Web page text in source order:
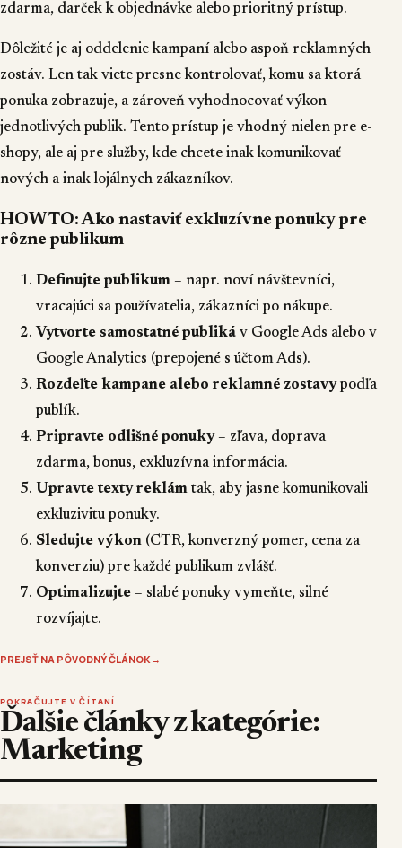
zdarma, darček k objednávke alebo prioritný prístup.
Dôležité je aj oddelenie kampaní alebo aspoň reklamných
zostáv. Len tak viete presne kontrolovať, komu sa ktorá
ponuka zobrazuje, a zároveň vyhodnocovať výkon
jednotlivých publik. Tento prístup je vhodný nielen pre e-
shopy, ale aj pre služby, kde chcete inak komunikovať
nových a inak lojálnych zákazníkov.
HOW TO: Ako nastaviť exkluzívne ponuky pre
rôzne publikum
Definujte publikum – napr. noví návštevníci,
vracajúci sa používatelia, zákazníci po nákupe.
Vytvorte samostatné publiká v Google Ads alebo v
Google Analytics (prepojené s účtom Ads).
Rozdeľte kampane alebo reklamné zostavypodľa
publík.
Pripravte odlišné ponuky– zľava, doprava
zdarma, bonus, exkluzívna informácia.
Upravte texty reklám tak, aby jasne komunikovali
exkluzivitu ponuky.
Sledujte výkon (CTR, konverzný pomer, cena za
konverziu) pre každé publikum zvlášť.
Optimalizujte – slabé ponuky vymeňte, silné
rozvíjajte.
PREJSŤ NA PÔVODNÝ ČLÁNOK→
POKRAČUJTE V ČÍTANÍ
Ďalšie články z kategórie:
Marketing